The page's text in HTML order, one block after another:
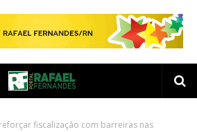
fiscalização com barreiras nas